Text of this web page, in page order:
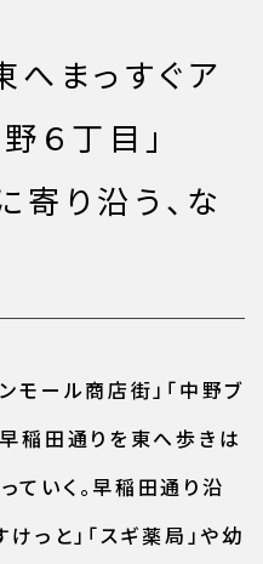
まっすぐア
６丁目」
り沿う、な
モール商店街」「中野ブ
稲田通りを東へ歩きは
ていく。早稲田通り沿
っと」「スギ薬局」や幼